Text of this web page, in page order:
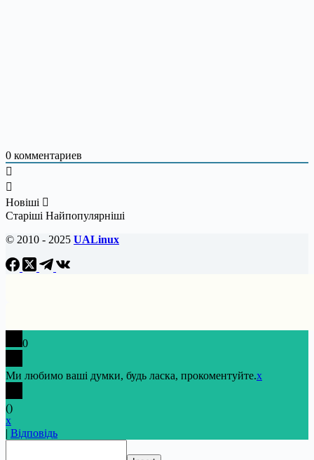
0 комментариев
Новіші
Старіші Найпопулярніші
© 2010 - 2025 UALinux
0
Ми любимо ваші думки, будь ласка, прокоментуйте.x
()
x
| Відповідь